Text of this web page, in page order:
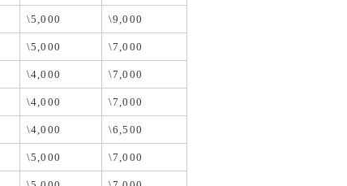
\5,000 \9,000
\5,000 \7,000
\4,000 \7,000
\4,000 \7,000
\4,000 \6,500
\5,000 \7,000